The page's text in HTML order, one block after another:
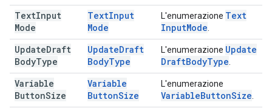
TextInput
Mode
TextInput
Mode
L'enumerazione Text
InputMode
UpdateDraft
BodyType
UpdateDraft
BodyType
L'enumerazione Update
DraftBodyType
Variable
ButtonSize
Variable
ButtonSize
L'enumerazione
VariableButtonSize